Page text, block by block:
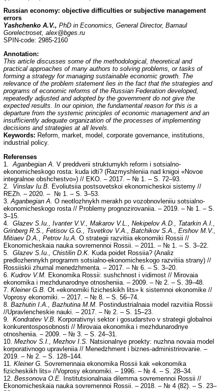
Russian economy: objective difficulties or subjective management
errors
Yashchenko A.V., PhD in Economics, General Director, Barnaul
Gorelectroset, alex@bges.ru
SPIN-code: 2985-2160
Annotation:
This article discusses some of the methodological, theoretical and
practical approaches of many authors to solving problems, or tasks of
forming a strategy for managing sustainable economic growth. The
relevance of the problem statement lies in the fact that the strategies and
programs of economic reforms of the Russian Federation developed,
repeatedly adjusted and adopted by the government do not give the
expected results. In our opinion, the fundamental reason for this is a
departure from the systemic principles of economic management and an
insufficiently adequate organization of the processes of implementing
decisions and strategies at all levels.
Keywords: Reform, market, model, corporate governance, institutions,
industrial policy.
Referenses
1. Aganbegian A. V preddverii strukturnykh reform i sotsialno-
ekonomicheskogo rosta: kuda idti? (Razmyshleniia nad knigoi «Novoe
integralnoe obshchestvo») // EKO. – 2017. – № 1. – S. 72–93.
2. Vinslav Iu.B.
Evoliutsiia postsovetskoi ekonomicheskoi sistemy //
REZh. – 2020. – № 1. – S. 3–53.
3. Aganbegian A. O neotlozhnykh merakh po vozobnovleniiu sotsialno-
ekonomicheskogo rosta // Problemy prognozirovaniia. – 2019. – № 1. – S.
3–15.
4. Glazev S.Iu., Ivanter V.V., Makarov V.L., Nekipelov A.D., Tatarkin A.I.,
Grinberg R.S., Fetisov G.G., Tsvetkov V.A., Batchikov S.A., Ershov M.V.,
Mitiaev D.A., Petrov Iu.A. O strategii razvitiia ekonomiki Rossii //
Ekonomicheskaia nauka sovremennoi Rossii. – 2011. – № 1. – S. 3–22.
5. Glazev S.Iu., Chistilin D.K.
Kuda poidet Rossiia? (Analiz
predlozhennykh programm sotsialno-ekonomicheskogo razvitiia strany) //
Rossiiskii zhurnal menedzhmenta. – 2017. – № 6. – S. 3–20.
6. Kudrov V.M.
Ekonomika Rossii: sushchnost i vidimost // Mirovaia
ekonomika i mezhdunarodnye otnosheniia. – 2009. – № 2. – S. 39–48.
7. Kleiner G.B. Ot «ekonomiki fizicheskikh lits» k sistemnoi ekonomike //
Voprosy ekonomiki. – 2017. – № 8. – S. 56–74.
8. Bazhutin I.A., Bazhutina M.M.
Postindustrialnaia model razvitiia Rossii
//Upravlencheskie nauki. – 2017. – № 2. – S. 15–23.
9. Kondratev V.B.
Korporativnyi sektor i gosudarstvo v strategii globalnoi
konkurentosposobnosti // Mirovaia ekonomika i mezhdunarodnye
otnosheniia. – 2009. – № 3. – S. 24–31.
10. Mezhov S.I., Mezhov I.S.
Natsionalnye proekty: nuzhna novaia model
korporativnogo upravleniia // Menedzhment i biznes-administrirovanie. –
2019. – № 2. – S. 128–144.
11. Kleiner G. Sovremennaia ekonomika Rossii kak «ekonomika
fizicheskikh lits» //Voprosy ekonomiki. – 1996. – № 4. – S. 28–34.
12. Bessonova O.E.
Institutsionalnaia dilemma sovremennoi Rossii //
Ekonomicheskaia nauka sovremennoi Rossii. – 2018. – № 4 (82). – S. 23–